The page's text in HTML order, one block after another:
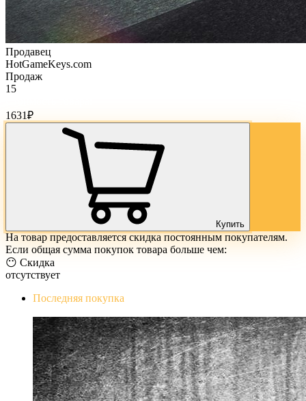
Продавец
HotGameKeys.com
Продаж
15
1631₽
Купить
На товар предоставляется скидка постоянным покупателям.
Если общая сумма покупок товара больше чем:
😶 Скидка
отсутствует
Последняя покупка